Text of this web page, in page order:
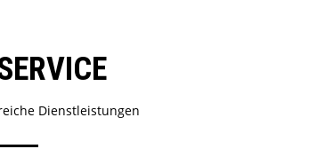
Dienstleistungen